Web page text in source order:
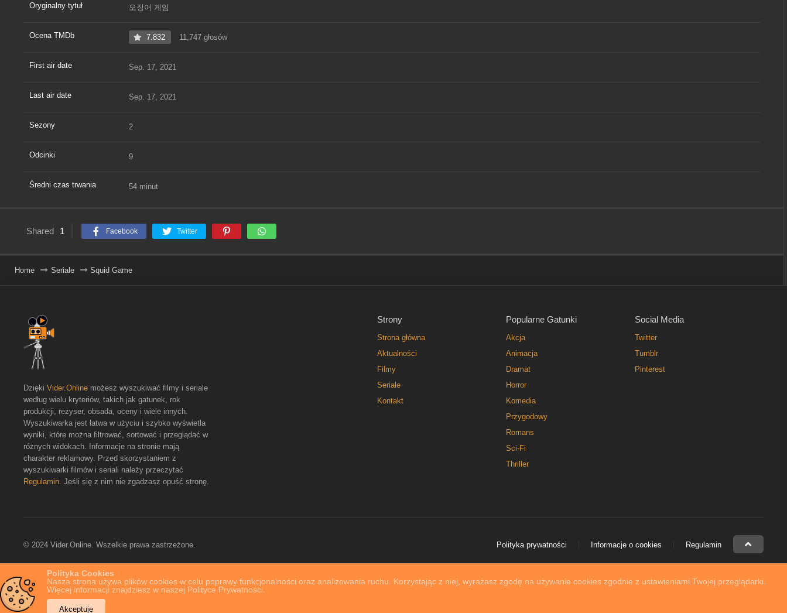
Polityka Cookies
Nasza strona używa plików cookies w celu poprawy funkcjonalności oraz analizowania ruchu. Korzystając z niej, wyrażasz zgodę na używanie cookies zgodnie z ustawieniami Twojej przeglądarki.
Więcej informacji znajdziesz w naszej Polityce Prywatności.
Akceptuję
Oryginalny tytuł 오징어 게임
Ocena TMDb 7.832 11,747 głosów
First air date Sep. 17, 2021
Last air date Sep. 17, 2021
Sezony 2
Odcinki 9
Średni czas trwania 54 minut
Shared 1 Facebook Twitter
Home Seriale Squid Game
Strony
Strona główna
Aktualności
Filmy
Seriale
Kontakt
Popularne Gatunki
Akcja
Animacja
Dramat
Horror
Komedia
Przygodowy
Romans
Sci-Fi
Thriller
Social Media
Twitter
Tumblr
Pinterest
Dzięki Vider.Online możesz wyszukiwać filmy i seriale
według wielu kryteriów, takich jak gatunek, rok
produkcji, reżyser, obsada, oceny i wiele innych.
Wyszukiwarka jest łatwa w użyciu i szybko wyświetla
wyniki, które można filtrować, sortować i przeglądać w
różnych widokach. Informacje na stronie mają
charakter reklamowy. Przed skorzystaniem z
wyszukiwarki filmów i seriali należy przeczytać
Regulamin . Jeśli się z nim nie zgadzasz opuść stronę.
© 2024 Vider.Online. Wszelkie prawa zastrzeżone. Polityka prywatności Informacje o cookies Regulamin